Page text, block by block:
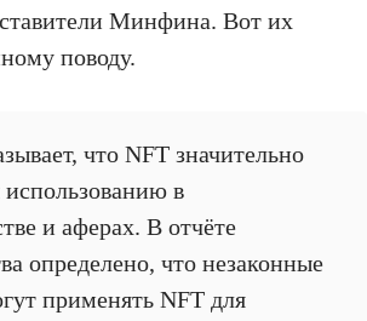
Минфина. Вот их
поводу.
что NFT значительно
в
и аферах. В отчёте
определено, что незаконные
применять NFT для